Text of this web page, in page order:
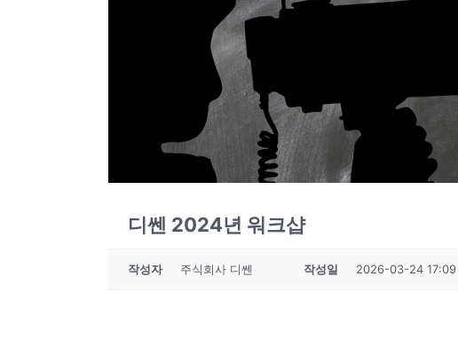
디쎈 2024년 워크샵
작성자 주식회사 디쎈 작성일 2026-03-24 17:09